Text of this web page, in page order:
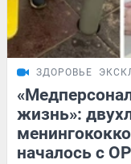
ЗДОРОВЬЕ
жизнь»:
началось с